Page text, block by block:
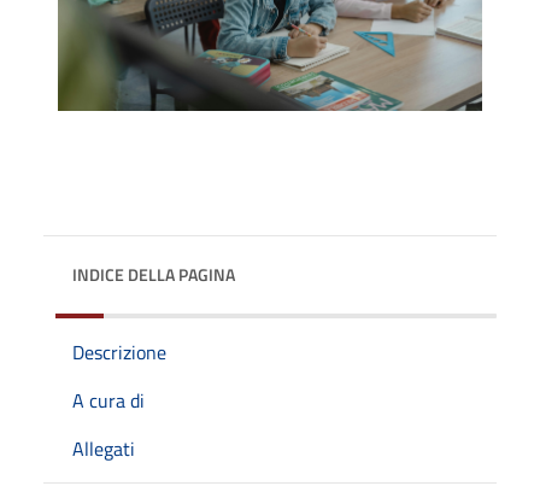
INDICE DELLA PAGINA
Descrizione
A cura di
Allegati